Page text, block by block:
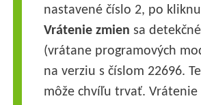
nastavené číslo 2, po
Vrátenie zmien sa
(vrátane programových
na verziu s číslom 22696.
môže chvíľu trvať. Vrátenie